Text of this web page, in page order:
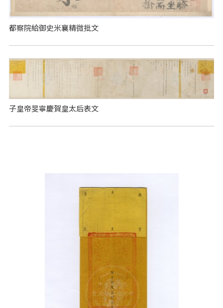
都察院給御史米襄精微批文
子皇帝旻寧慶賀皇太后表文